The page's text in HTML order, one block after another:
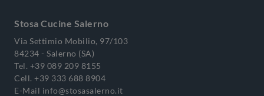
Stosa Cucine Salerno
Via Settimio Mobilio, 97/103
84234 - Salerno (SA)
Tel. +39 089 209 8155
Cell. +39 333 688 8904
E-Mail info@stosasalerno.it